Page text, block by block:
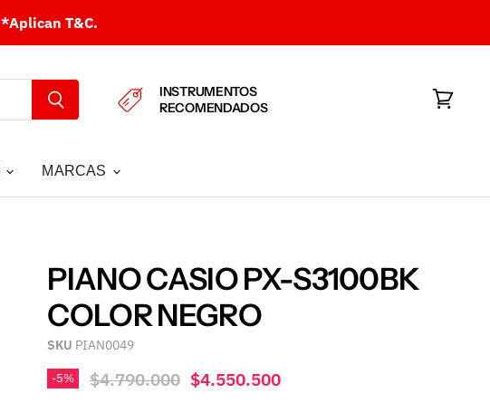
*Aplican T&C.
INSTRUMENTOS
RECOMENDADOS
MARCAS
PIANO CASIO PX-S3100BK
COLOR NEGRO
SKU PIAN0049
-5% Precio original
$4.790.000 Precio actual
$4.550.500